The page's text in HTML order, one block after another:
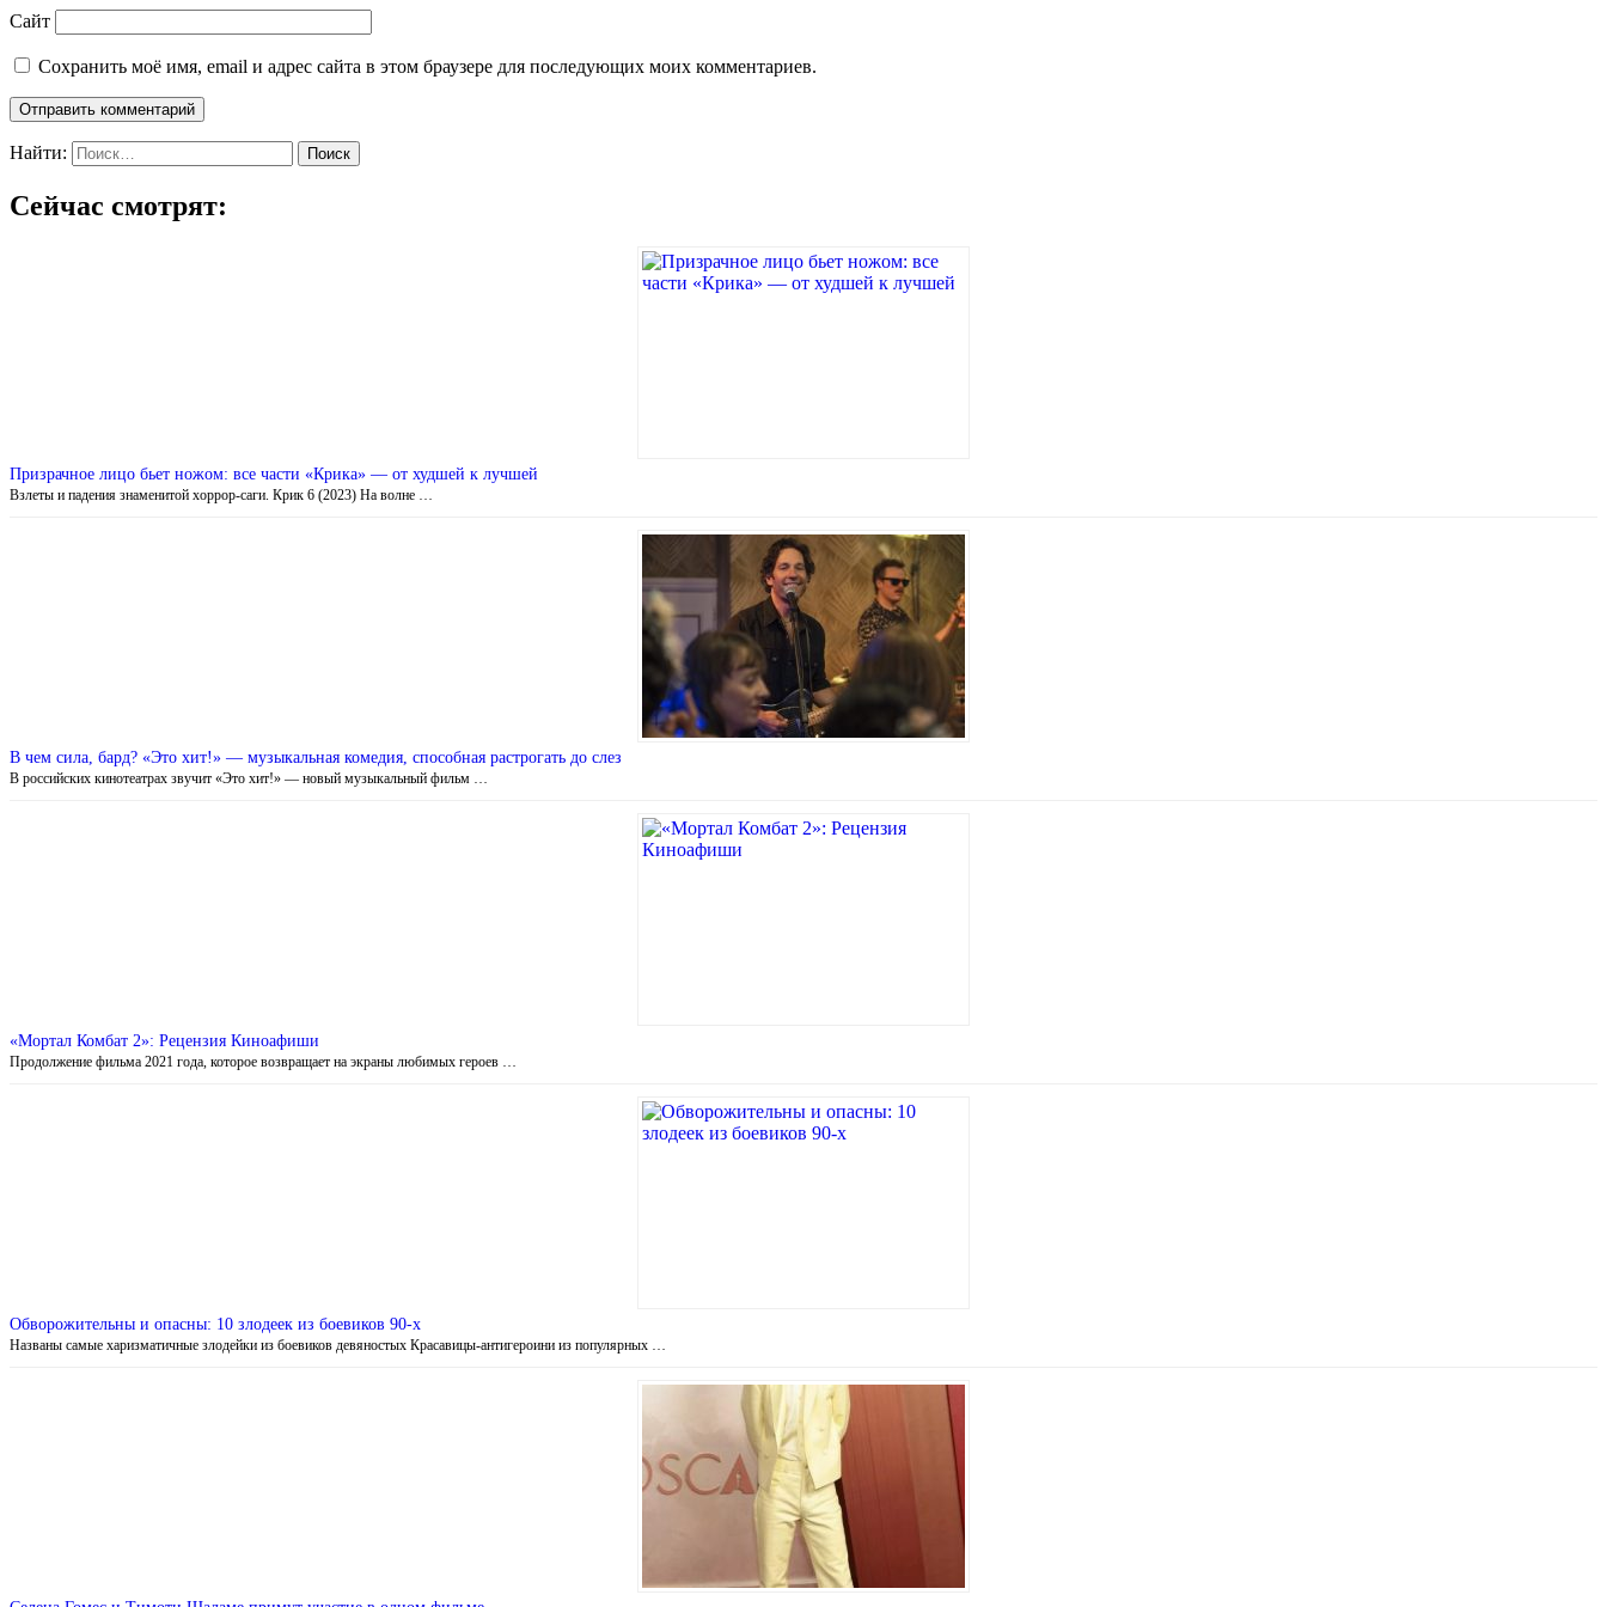
Сайт
Сохранить моё имя, email и адрес сайта в этом браузере для последующих моих комментариев.
Найти:
Сейчас смотрят:
Призрачное лицо бьет ножом: все части «Крика» — от худшей к лучшей
Взлеты и падения знаменитой хоррор-саги. Крик 6 (2023) На волне …
В чем сила, бард? «Это хит!» — музыкальная комедия, способная растрогать до слез
В российских кинотеатрах звучит «Это хит!» — новый музыкальный фильм …
«Мортал Комбат 2»: Рецензия Киноафиши
Продолжение фильма 2021 года, которое возвращает на экраны любимых героев …
Обворожительны и опасны: 10 злодеек из боевиков 90-х
Названы самые харизматичные злодейки из боевиков девяностых Красавицы-антигероини из популярных …